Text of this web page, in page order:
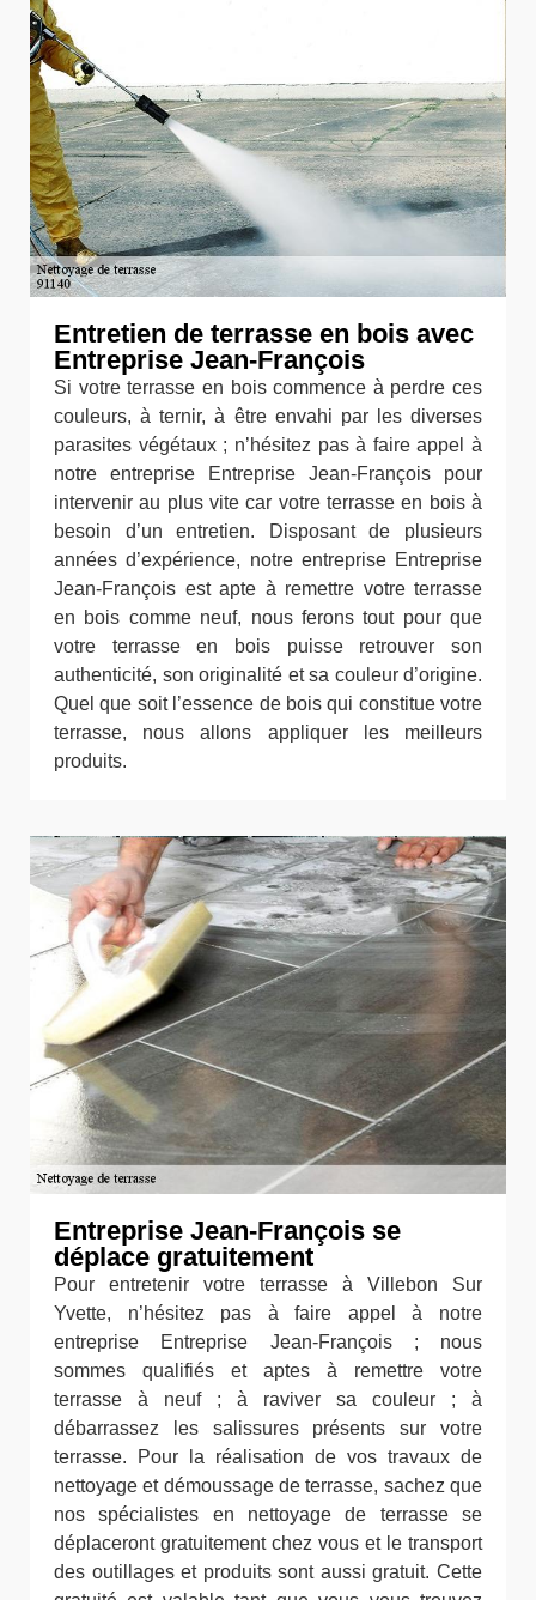
Entretien de terrasse en bois avec
Entreprise Jean-François
Si votre terrasse en bois commence à perdre ces
couleurs, à ternir, à être envahi par les diverses
parasites végétaux ; n’hésitez pas à faire appel à
notre entreprise Entreprise Jean-François pour
intervenir au plus vite car votre terrasse en bois à
besoin d’un entretien. Disposant de plusieurs
années d’expérience, notre entreprise Entreprise
Jean-François est apte à remettre votre terrasse
en bois comme neuf, nous ferons tout pour que
votre terrasse en bois puisse retrouver son
authenticité, son originalité et sa couleur d’origine.
Quel que soit l’essence de bois qui constitue votre
terrasse, nous allons appliquer les meilleurs
produits.
Entreprise Jean-François se
déplace gratuitement
Pour entretenir votre terrasse à Villebon Sur
Yvette, n’hésitez pas à faire appel à notre
entreprise Entreprise Jean-François ; nous
sommes qualifiés et aptes à remettre votre
terrasse à neuf ; à raviver sa couleur ; à
débarrassez les salissures présents sur votre
terrasse. Pour la réalisation de vos travaux de
nettoyage et démoussage de terrasse, sachez que
nos spécialistes en nettoyage de terrasse se
déplaceront gratuitement chez vous et le transport
des outillages et produits sont aussi gratuit. Cette